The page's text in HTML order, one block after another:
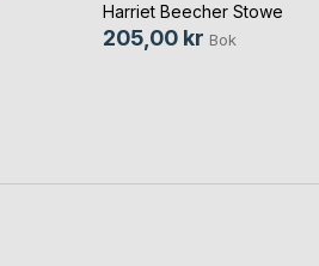
Harriet Beecher Stowe
205,00 kr Bok